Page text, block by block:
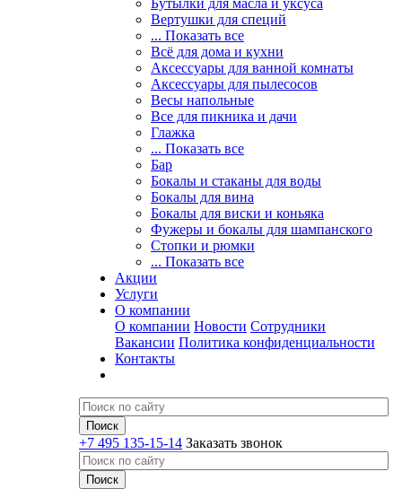
Бутылки для масла и уксуса
Вертушки для специй
... Показать все
Всё для дома и кухни
Аксессуары для ванной комнаты
Аксессуары для пылесосов
Весы напольные
Все для пикника и дачи
Глажка
... Показать все
Бар
Бокалы и стаканы для воды
Бокалы для вина
Бокалы для виски и коньяка
Фужеры и бокалы для шампанского
Стопки и рюмки
... Показать все
Акции
Услуги
О компании
О компании Новости Сотрудники
Вакансии Политика конфиденциальности
Контакты
+7 495 135-15-14 Заказать звонок